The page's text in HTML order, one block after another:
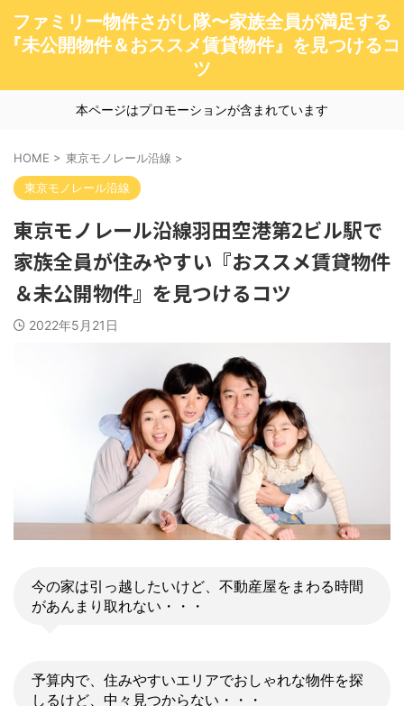
ファミリー物件さがし隊〜家族全員が満足する
『未公開物件＆おススメ賃貸物件』を見つけるコ
ツ
本ページはプロモーションが含まれています
HOME > 東京モノレール沿線 >
東京モノレール沿線
東京モノレール沿線羽田空港第2ビル駅で
家族全員が住みやすい『おススメ賃貸物件
＆未公開物件』を見つけるコツ
2022年5月21日
今の家は引っ越したいけど、不動産屋をまわる時間
があんまり取れない・・・
予算内で、住みやすいエリアでおしゃれな物件を探
しるけど、中々見つからない・・・